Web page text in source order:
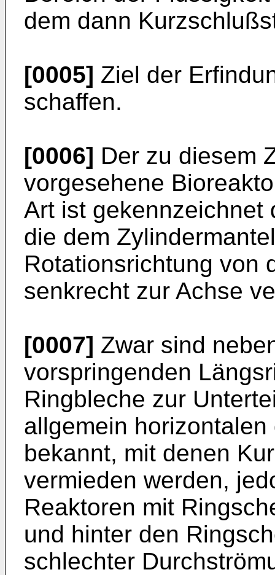
dem dann
[0005] Ziel der
schaffen.
[0006] Der zu diesem
vorgesehene
Art ist gekennzeich­net
die dem
Rotationsrichtung von
senkrecht zur Achse
[0007] Zwar sind
vorspringenden
Ringbleche zur
allgemein
bekannt, mit denen
vermieden werden,
Reaktoren mit
und hinter den
schlechter